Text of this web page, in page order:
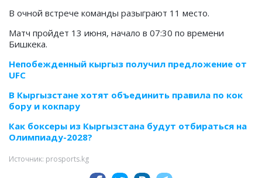
В очной встрече команды разыграют 11 место.
Матч пройдет 13 июня, начало в 07:30 по времени
Бишкека.
Непобежденный кыргыз получил предложение от
UFC
В Кыргызстане хотят объединить правила по кок
бору и кокпару
Как боксеры из Кыргызстана будут отбираться на
Олимпиаду-2028?
Источник: prosports.kg